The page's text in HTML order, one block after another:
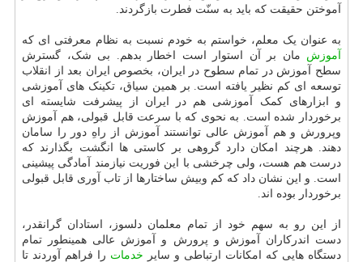
آموختن حقیقت که باید به سنّت فطرت بازگردند.
به عنوان یک معلم، خواستم به خودم نسبت به نظام معرفتی ای که
آموزش مان بر آن استوار است اخطار بدهم. بی شک، گسترش
سطح آموزش در تمام سطوح در ایران، بخصوص ایران بعد از انقلاب
توسعه ای کم نظیر یافته است. بر همین سیاق، تکینک های آموزشی
و ابزارهای کمک آموزشی هم در ایران از پیشرفت شایسته ای
برخوردار شده است. به نحوی که با سرعت قابل قبولی، هم آموزش
وپرورش و هم آموزش عالی توانستند آموزش از راهِ دور را سامان
دهند. هرچند امکان دارد گروهی بر کاستی ها انگشت بگذارند که
درست هم هست، ولی چرخشی با این فوریت نیازمند آمادگی پیشینی
است. و این نشان داد که کم وبیش ساختارها از تاب آوری قابل قبولی
برخوردار بوده اند.
از این رو به سهم خود از تمام معلمان دلسوز، استادان گرانقدر،
دست اندرکاران آموزش و پرورش و آموزش عالی همینطور تمام
دستگاه هایی که امکانات ارتباطی و سایر خدمات را فراهم آوردند تا